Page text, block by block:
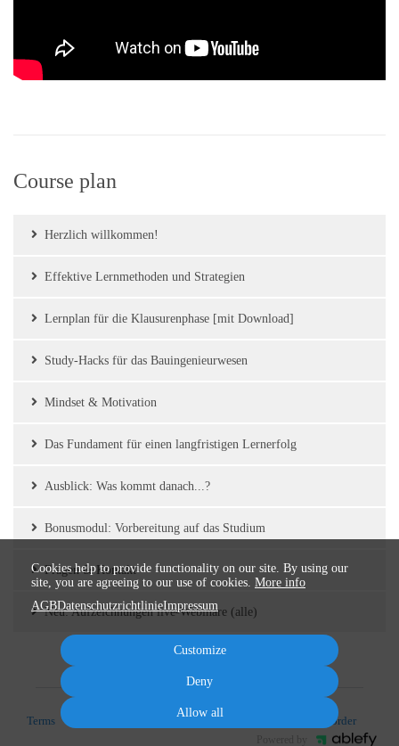
Course plan
Herzlich willkommen!
Effektive Lernmethoden und Strategien
Lernplan für die Klausurenphase [mit Download]
Study-Hacks für das Bauingenieurwesen
Mindset & Motivation
Das Fundament für einen langfristigen Lernerfolg
Ausblick: Was kommt danach...?
Bonusmodul: Vorbereitung auf das Studium
Fragen & Kontakt
Neu: Aufzeichnungen live-Webinare (alle)
Terms Cancel subscription Cancel order
Cookies help to provide functionality on our site. By using our
site, you are agreeing to our use of cookies. More info
AGBDatenschutzrichtlinieImpressum
Customize
Deny
Allow all